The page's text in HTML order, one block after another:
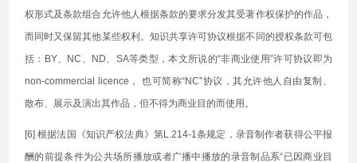
权形式及条款组合允许他人根据条款的要求分发其受著作权保护的作品，
而同时又保留其他某些权利。知识共享许可协议根据不同的授权条款可包
括：BY、NC、ND、SA等类型，本文所说的“非商业使用”许可协议即为
non-commercial licence， 也可简称“NC”协议，其允许他人自由复制、
散布、展示及演出其作品，但不得为商业目的而使用。
[6] 根据法国《知识产权法典》第L.214-1条规定，录音制作者获得公平报
酬的前提条件为公共场所播放或者广播中播放的录音制品系“已因商业目